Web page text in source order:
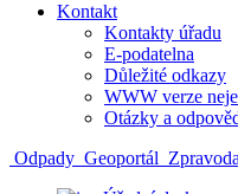
Kontakt
Kontakty úřadu
E-podatelna
Důležité odkazy
WWW verze
Otázky a
Odpady Geoportál